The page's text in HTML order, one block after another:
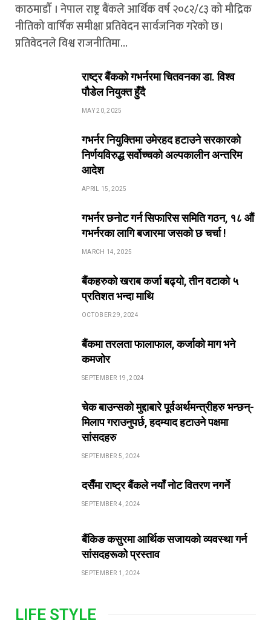
काठमाडौँ । नेपाल राष्ट्र बैंकले आर्थिक वर्ष २०८२/८३ को मौद्रिक
नीतिको वार्षिक समीक्षा प्रतिवेदन सार्वजनिक गरेको छ।
प्रतिवेदनले विश्व राजनीतिमा…
राष्ट्र बैंकको गभर्नरमा चितवनका डा. विश्व
पौडेल नियुक्त हुँदै
MAY 20, 2025
गभर्नर नियुक्तिमा उमेरहद हटाउने सरकारको
निर्णयविरुद्ध सर्वोच्चको अल्पकालीन अन्तरिम
आदेश
APRIL 15, 2025
गभर्नर छनोट गर्न सिफारिस समिति गठन, १८ औं
गभर्नरका लागि बजारमा जसको छ चर्चा !
MARCH 14, 2025
बैंकहरुको खराब कर्जा बढ्यो, तीन वटाको ५
प्रतिशत भन्दा माथि
OCTOBER 29, 2024
बैंकमा तरलता फालाफाल, कर्जाको माग भने
कमजोर
SEPTEMBER 19, 2024
चेक बाउन्सको मुद्दाबारे पूर्वअर्थमन्त्रीहरु भन्छन्-
मिलाप गराउनुपर्छ, हदम्याद हटाउने पक्षमा
सांसदहरु
SEPTEMBER 5, 2024
दसैँमा राष्ट्र बैंकले नयाँ नोट वितरण नगर्ने
SEPTEMBER 4, 2024
बैंकिङ कसुरमा आर्थिक सजायको व्यवस्था गर्न
सांसदहरूको प्रस्ताव
SEPTEMBER 1, 2024
LIFE STYLE